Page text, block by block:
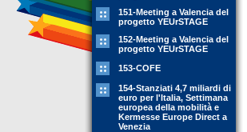
151-Meeting a Valencia del
progetto YEUrSTAGE
152-Meeting a Valencia del
progetto YEUrSTAGE
153-COFE
154-Stanziati 4,7 miliardi di
euro per l'Italia, Settimana
europea della mobilità e
Kermesse Europe Direct a
Venezia